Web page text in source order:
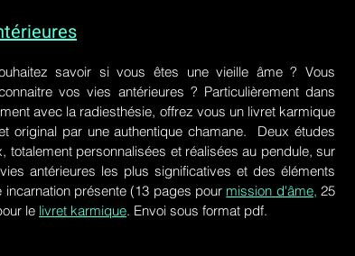
savoir si vous êtes une vieille âme ? Vous
vos vies antérieures ? Particulièrement dans
avec la radiesthésie, offrez vous un livret karmique
original par une authentique chamane. Deux études
totalement personnalisées et réalisées au pendule, sur
antérieures les plus significatives et des éléments
incarnation présente (13 pages pour mission d'âme, 25
le livret karmique. Envoi sous format pdf.